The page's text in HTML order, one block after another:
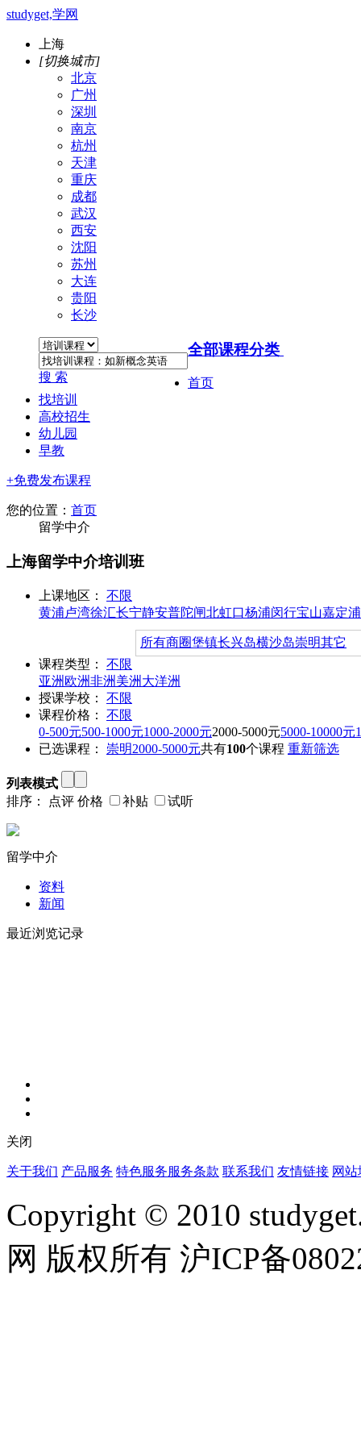
studyget,学网
上海
[切换城市]
北京
广州
深圳
南京
杭州
天津
重庆
成都
武汉
西安
沈阳
苏州
大连
贵阳
长沙
搜 索
全部课程分类
首页
找培训
高校招生
幼儿园
早教
+免费发布课程
您的位置： 首页
留学中介
上海留学中介培训班
上课地区：
不限
黄浦卢湾徐汇长宁静安普陀闸北虹口杨浦闵行宝山嘉定
所有商圈堡镇长兴岛横沙岛崇明其它
课程类型：
不限
亚洲 欧洲非洲 美洲 大洋洲
授课学校：
不限
课程价格：
不限
0-500元500-1000元1000-2000元2000-5000元5000-10000元
已选课程：
崇明2000-5000元共有100个课程 重新筛选
列表模式
排序：
点评 价格 补贴 试听
留学中介
资料
新闻
最近浏览记录
关闭
关于我们 产品服务 特色服务服务条款 联系我们 友情链接 网
Copyright © 2010
网 版权所有 沪ICP备